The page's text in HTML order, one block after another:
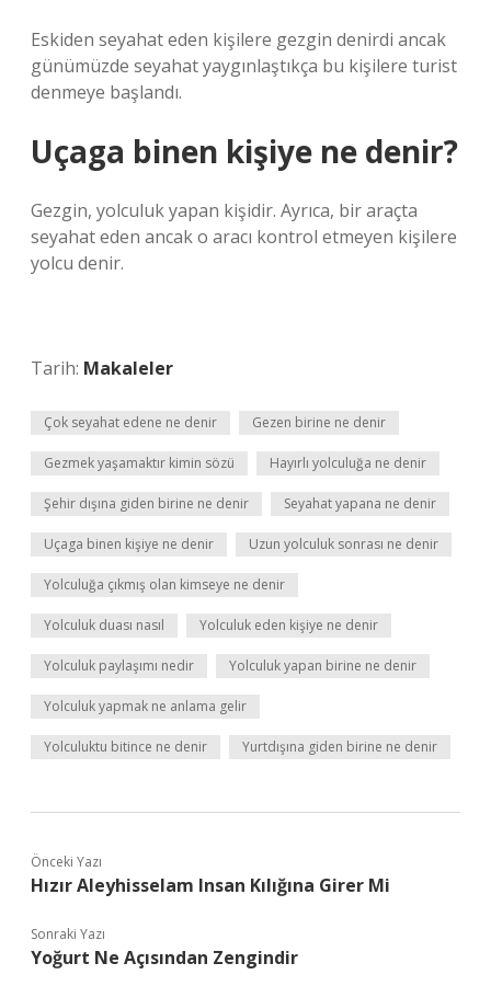
Eskiden seyahat eden kişilere gezgin denirdi ancak
günümüzde seyahat yaygınlaştıkça bu kişilere turist
denmeye başlandı.
Uçaga binen kişiye ne denir?
Gezgin, yolculuk yapan kişidir. Ayrıca, bir araçta
seyahat eden ancak o aracı kontrol etmeyen kişilere
yolcu denir.
Tarih: Makaleler
Çok seyahat edene ne denir Gezen birine ne denir
Gezmek yaşamaktır kimin sözü Hayırlı yolculuğa ne denir
Şehir dışına giden birine ne denir Seyahat yapana ne denir
Uçaga binen kişiye ne denir Uzun yolculuk sonrası ne denir
Yolculuğa çıkmış olan kimseye ne denir
Yolculuk duası nasıl Yolculuk eden kişiye ne denir
Yolculuk paylaşımı nedir Yolculuk yapan birine ne denir
Yolculuk yapmak ne anlama gelir
Yolculuktu bitince ne denir Yurtdışına giden birine ne denir
Önceki Yazı
Hızır Aleyhisselam Insan Kılığına Girer Mi
Sonraki Yazı
Yoğurt Ne Açısından Zengindir